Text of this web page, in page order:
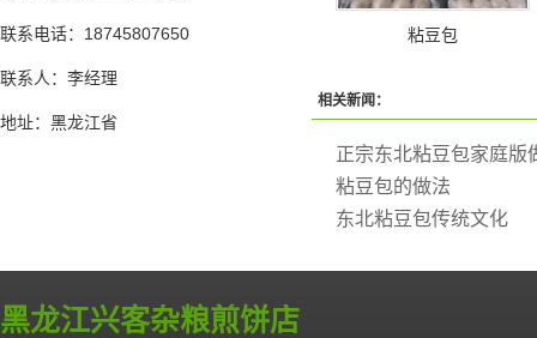
联系电话：18745807650
联系人：李经理
地址：黑龙江省
粘豆包
相关新闻：
正宗东北粘豆包家庭版
粘豆包的做法
东北粘豆包传统文化
黑龙江兴客杂粮煎饼店